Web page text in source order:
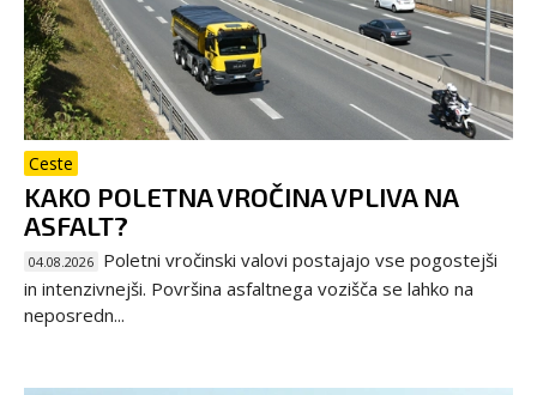
Ceste
KAKO POLETNA VROČINA VPLIVA NA
ASFALT?
04.08.2026 Poletni vročinski valovi postajajo vse pogostejši
in intenzivnejši. Površina asfaltnega vozišča se lahko na
neposredn...